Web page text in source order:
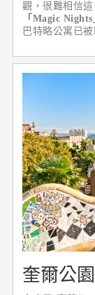
觀，很難相信這
「Magic
巴特略公寓已
奎爾公園